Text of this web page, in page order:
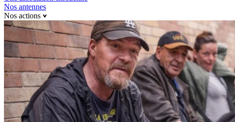
Nos antennes
Nos actions